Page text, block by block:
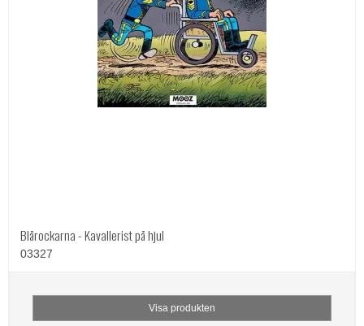
Blårockarna - Kavallerist på hjul
03327
Visa produkten